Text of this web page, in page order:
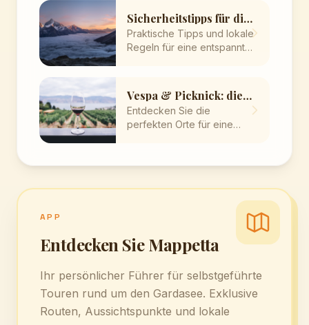
Sicherheitstipps für die
Vespa-Fahrt
Praktische Tipps und lokale
Regeln für eine entspannte
Vespa & Picknick: die
besten Geheimtipps
Entdecken Sie die
perfekten Orte für eine
Seeblick.
APP
Entdecken Sie Mappetta
Ihr persönlicher Führer für selbstgeführte
Touren rund um den Gardasee. Exklusive
Routen, Aussichtspunkte und lokale